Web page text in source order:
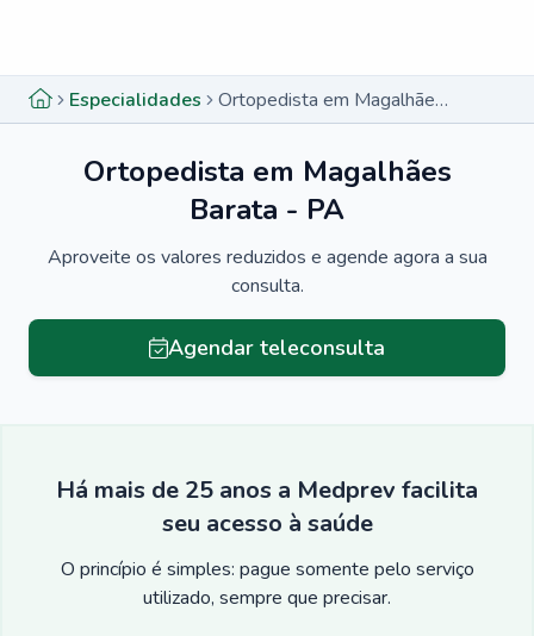
Especialidades Ortopedista em Magalhães Barata - PA
Ortopedista em Magalhães
Barata - PA
Aproveite os valores reduzidos e agende agora a sua
consulta.
Agendar teleconsulta
Há mais de 25 anos a Medprev facilita
seu acesso à saúde
O princípio é simples: pague somente pelo serviço
utilizado, sempre que precisar.